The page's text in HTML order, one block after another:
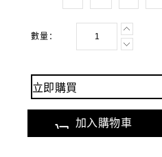
數量：
立即購買
加入購物車